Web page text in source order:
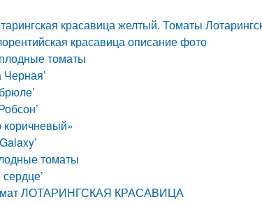
красавица желтый. Томаты
красавица описание фото
томаты
Черная’
коричневый»
томаты
ЛОТАРИНГСКАЯ КРАСАВИЦА